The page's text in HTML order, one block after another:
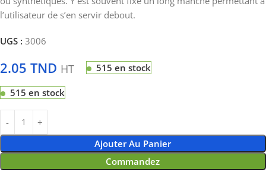
l’utilisateur de s’en servir debout.
UGS : 3006
2.05 TND HT 515 en stock
515 en stock
Ajouter Au Panier
Commandez